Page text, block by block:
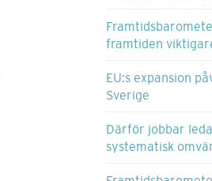
framtiden
EU:s expansion
Sverige
Därför jobbar
systematisk